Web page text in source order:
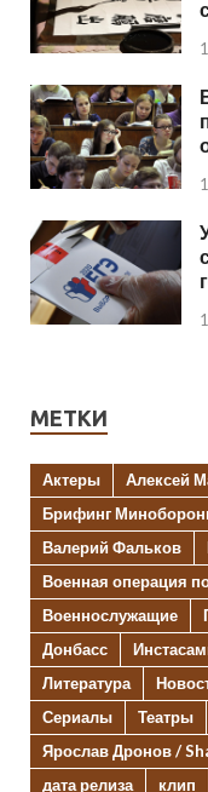
МЕТКИ
Актеры Алексей
Брифинг
Валерий Фальков
Военная операция
Военнослужащие
Донбасс
Литература
Сериалы
Театры
Ярослав Дронов /
дата релиза
клип